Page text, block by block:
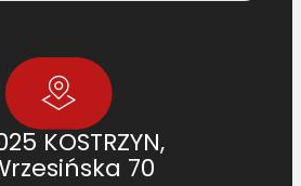
KOSTRZYN,
70